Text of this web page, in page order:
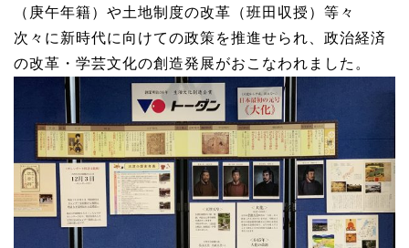
（庚午年籍）や土地制度の改革（班田収授）等々
次々に新時代に向けての政策を推進せられ、政治経済
の改革・学芸文化の創造発展がおこなわれました。